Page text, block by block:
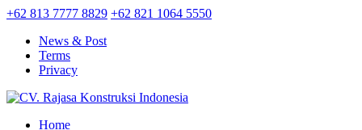
+62 813 7777 8829 +62 821 1064 5550
News & Post
Terms
Privacy
Home